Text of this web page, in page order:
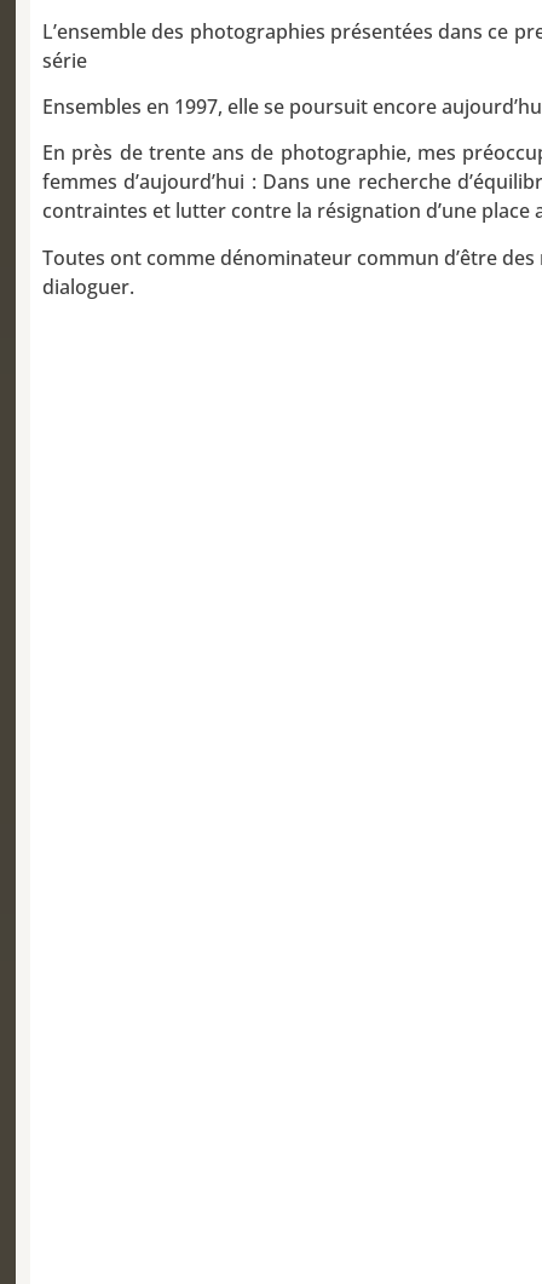
L’ensemble des photographies présentées dans ce
série
Ensembles en 1997, elle se poursuit encore
En près de trente ans de photographie, mes
femmes d’aujourd’hui : Dans une recherche
contraintes et lutter contre la résignation d’une place
Toutes ont comme dénominateur commun d’être
dialoguer.